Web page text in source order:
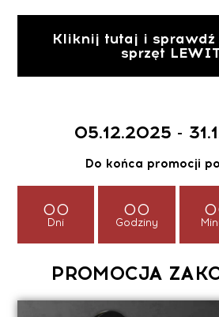
Kliknij tutaj i sprawdź
sprzęt
05.12.2025 -
Do końca promocji
00
Dni
00
Godziny
PROMOCJA